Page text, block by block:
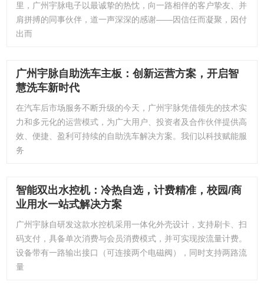
里，广州宇脉电子以最诚挚的热忱，向一路相伴的客户挚友、并
肩拼搏的同事伙伴，道一声深深的感谢——因信任而凝聚，因付
出而
广州宇脉自助洗车主板：创新运营方案，开启智
慧洗车新时代
在汽车后市场服务不断升级的今天，广州宇脉凭借领先的技术实
力和多元化的运营模式，为广大用户、投资者及合作伙伴提供高
效、便捷、盈利可持续的自助洗车解决方案。我们以科技赋能服
务
智能双出水控机：冷热自选，计费精准，校园/商
业用水一站式解决方案
广州宇脉自研发这款水控机采用一体化外壳设计，支持刷卡、扫
码支付，具备单次消费与会员消费模式，并可实现按流量计费。
设备带有一路输出接口（可连接两个电磁阀），同时支持两路流
量